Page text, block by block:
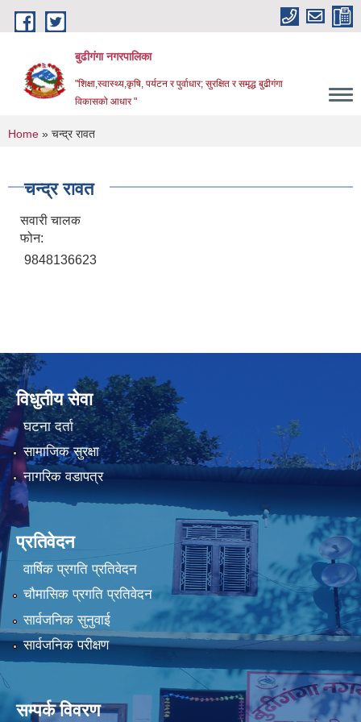
Skip to main content
बुढीगंगा नगरपालिका
"शिक्षा,स्वास्थ्य,कृषि, पर्यटन र पुर्वाधार; सुरक्षित र समृद्ध बुढीगंगा
विकासको आधार "
You are here
Home » चन्द्र रावत
चन्द्र रावत
सवारी चालक
फोन:
9848136623
विधुतीय सेवा
घटना दर्ता
सामाजिक सुरक्षा
नागरिक वडापत्र
प्रतिवेदन
वार्षिक प्रगति प्रतिवेदन
चौमासिक प्रगति प्रतिवेदन
सार्वजनिक सुनुवाई
सार्वजनिक परीक्षण
सम्पर्क विवरण